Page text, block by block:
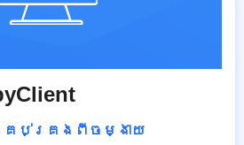
ប់គ្រងពីចម្ងាយ